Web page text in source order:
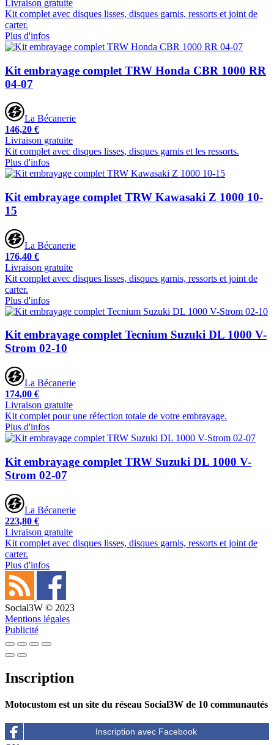
Livraison gratuite
Kit complet avec disques lisses, disques garnis, ressorts et joint de
carter.
Plus d'infos
Kit embrayage complet TRW Honda CBR 1000 RR
04-07
La Bécanerie
146,20 €
Livraison gratuite
Kit complet avec disques lisses, disques garnis et les ressorts.
Plus d'infos
Kit embrayage complet TRW Kawasaki Z 1000 10-
15
La Bécanerie
176,40 €
Livraison gratuite
Kit complet avec disques lisses, disques garnis, ressorts et joint de
carter.
Plus d'infos
Kit embrayage complet Tecnium Suzuki DL 1000 V-
Strom 02-10
La Bécanerie
174,00 €
Livraison gratuite
Kit complet pour une réfection totale de votre embrayage.
Plus d'infos
Kit embrayage complet TRW Suzuki DL 1000 V-
Strom 02-07
La Bécanerie
223,80 €
Livraison gratuite
Kit complet avec disques lisses, disques garnis, ressorts et joint de
carter.
Plus d'infos
Social3W © 2023
Mentions légales
Publicité
Inscription
Motocustom est un site du réseau Social3W de 10 communautés